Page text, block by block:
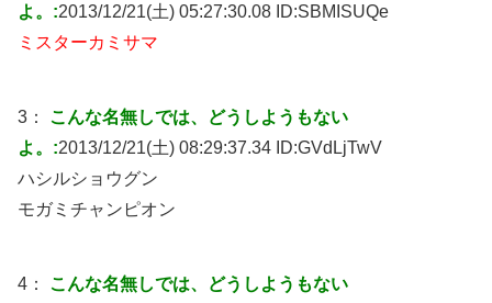
よ。:2013/12/21(土) 05:27:30.08 ID:SBMISUQe
ミスターカミサマ
3： こんな名無しでは、どうしようもない
よ。:2013/12/21(土) 08:29:37.34 ID:GVdLjTwV
ハシルショウグン
モガミチャンピオン
4： こんな名無しでは、どうしようもない